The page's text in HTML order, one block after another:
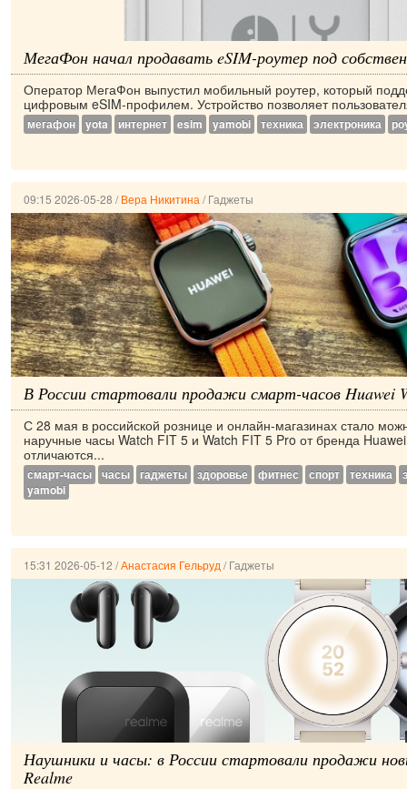
МегаФон начал продавать eSIM-роутер под
Оператор МегаФон выпустил мобильный роутер, который
цифровым eSIM-профилем. Устройство позволяет
мегафон yota интернет esim yamobi техника электроника
09:15 2026-05-28 /Вера Никитина /Гаджеты
В России стартовали продажи смарт-часов Huawei
С 28 мая в российской рознице и онлайн-магазинах стало
наручные часы Watch FIT 5 и Watch FIT 5 Pro от бренда
отличаются...
смарт-часы часы гаджеты здоровье фитнес спорт техника
yamobi
15:31 2026-05-12 /Анастасия Гельруд /Гаджеты
Наушники и часы: в России стартовали продажи
Realme